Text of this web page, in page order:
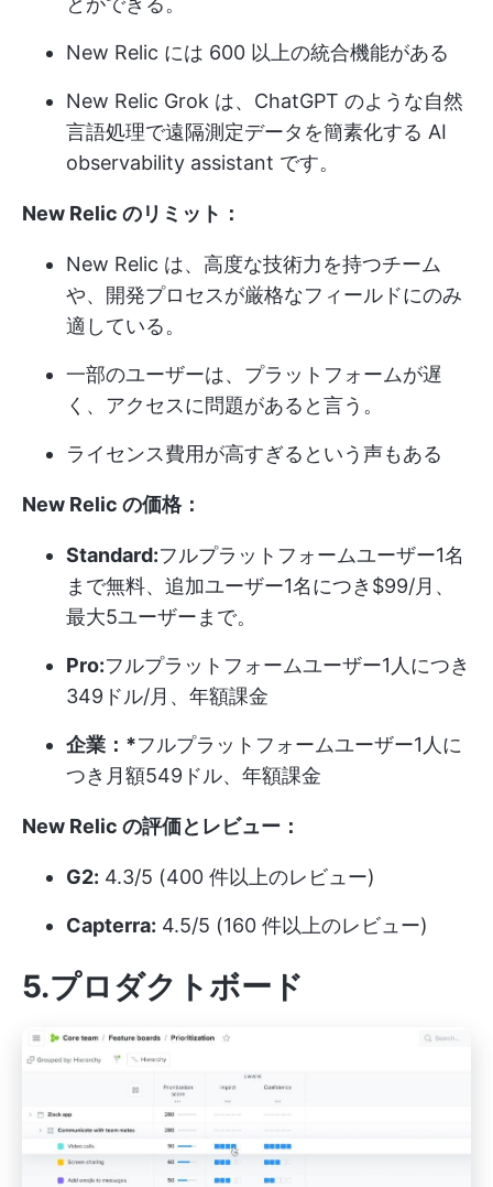
New Relic には 600 以上の統合機能がある
New Relic Grok は、ChatGPT のような自然
言語処理で遠隔測定データを簡素化する AI
observability assistant です。
New Relic のリミット：
New Relic は、高度な技術力を持つチーム
や、開発プロセスが厳格なフィールドにのみ
適している。
一部のユーザーは、プラットフォームが遅
く、アクセスに問題があると言う。
ライセンス費用が高すぎるという声もある
New Relic の価格：
Standard:フルプラットフォームユーザー1名
まで無料、追加ユーザー1名につき$99/月、
最大5ユーザーまで。
Pro:フルプラットフォームユーザー1人につき
349ドル/月、年額課金
企業：*フルプラットフォームユーザー1人に
つき月額549ドル、年額課金
New Relic の評価とレビュー：
G2: 4.3/5 (400 件以上のレビュー)
Capterra: 4.5/5 (160 件以上のレビュー)
5.プロダクトボード